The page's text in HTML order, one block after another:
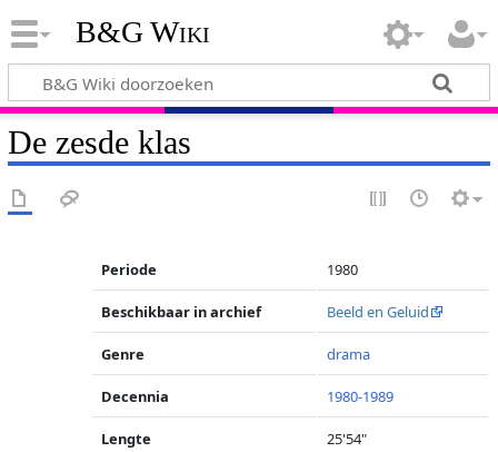
B&G Wiki
De zesde klas
Periode 1980
Beschikbaar in archief Beeld en Geluid
Genre drama
Decennia 1980-1989
Lengte 25'54"